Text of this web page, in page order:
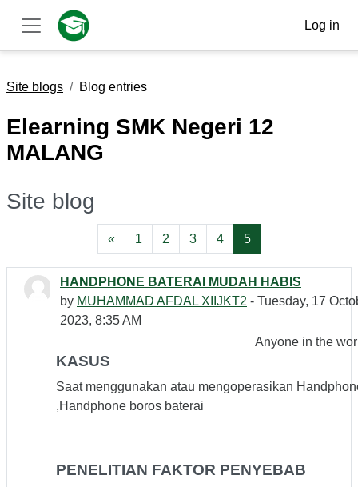
Skip to main content
Side panel
Log in
Site blogs Blog entries
Elearning SMK Negeri 12
MALANG
Site blog
«Previous page
1 Page 1
2Page 2
3Page 3
4Page 4
5Page 5
HANDPHONE BATERAI MUDAH HABIS
by MUHAMMAD AFDAL XIIJKT2 - Tuesday, 17
2023, 8:35 AM
Anyone in the
KASUS
Saat menggunakan atau mengoperasikan
,Handphone boros baterai
PENELITIAN FAKTOR PENYEBAB